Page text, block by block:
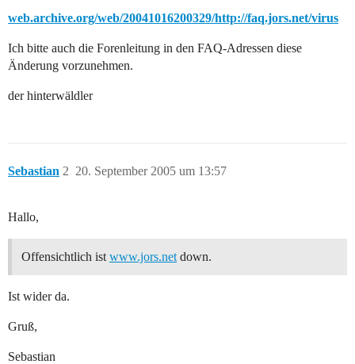
web.archive.org/web/20041016200329/http://faq.jors.net/virus
Ich bitte auch die Forenleitung in den FAQ-Adressen diese
Änderung vorzunehmen.
der hinterwäldler
Sebastian 20. September 2005 um 13:57
2
Hallo,
Offensichtlich ist www.jors.net down.
Ist wider da.
Gruß,
Sebastian